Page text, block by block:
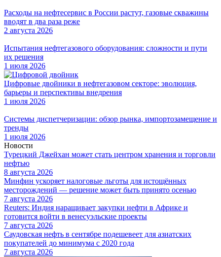
Расходы на нефтесервис в России растут, газовые скважины
вводят в два раза реже
2 августа 2026
Испытания нефтегазового оборудования: сложности и пути
их решения
1 июля 2026
Цифровые двойники в нефтегазовом секторе: эволюция,
барьеры и перспективы внедрения
1 июля 2026
Системы диспетчеризации: обзор рынка, импортозамещение и
тренды
1 июля 2026
Новости
Турецкий Джейхан может стать центром хранения и торговли
нефтью
8 августа 2026
Минфин ускоряет налоговые льготы для истощённых
месторождений — решение может быть принято осенью
7 августа 2026
Reuters: Индия наращивает закупки нефти в Африке и
готовится войти в венесуэльские проекты
7 августа 2026
Саудовская нефть в сентябре подешевеет для азиатских
покупателей до минимума с 2020 года
7 августа 2026